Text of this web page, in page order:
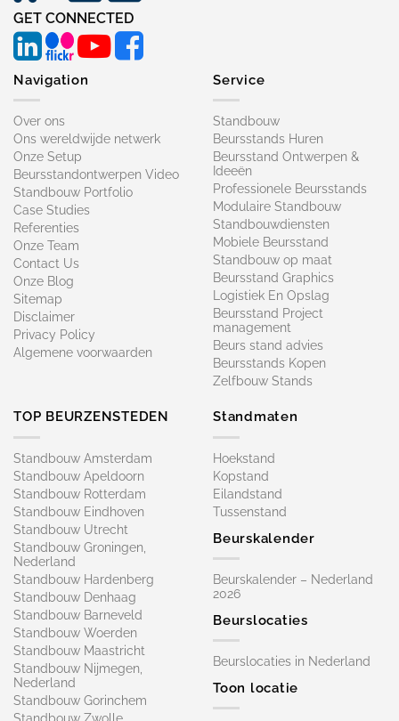
GET CONNECTED
Navigation
Over ons
Ons wereldwijde netwerk
Onze Setup
Beursstandontwerpen Video
Standbouw Portfolio
Case Studies
Referenties
Onze Team
Contact Us
Onze Blog
Sitemap
Disclaimer
Privacy Policy
Algemene voorwaarden
Service
Standbouw
Beursstands Huren
Beursstand Ontwerpen &
Ideeën
Professionele Beursstands
Modulaire Standbouw
Standbouwdiensten
Mobiele Beursstand
Standbouw op maat​
Beursstand Graphics
Logistiek En Opslag
Beursstand Project
management
Beurs stand advies
Beursstands Kopen
Zelfbouw Stands
TOP BEURZENSTEDEN
Standbouw Amsterdam
Standbouw Apeldoorn
Standbouw Rotterdam
Standbouw Eindhoven
Standbouw Utrecht
Standbouw Groningen,
Nederland
Standbouw Hardenberg
Standbouw Denhaag
Standbouw Barneveld
Standbouw Woerden
Standbouw Maastricht
Standbouw Nijmegen,
Nederland
Standbouw Gorinchem
Standbouw Zwolle
Standmaten
Hoekstand
Kopstand
Eilandstand
Tussenstand
Beurskalender
Beurskalender – Nederland
2026
Beurslocaties
Beurslocaties in Nederland
Toon locatie